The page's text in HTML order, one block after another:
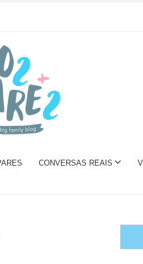
CONVERSAS REAIS